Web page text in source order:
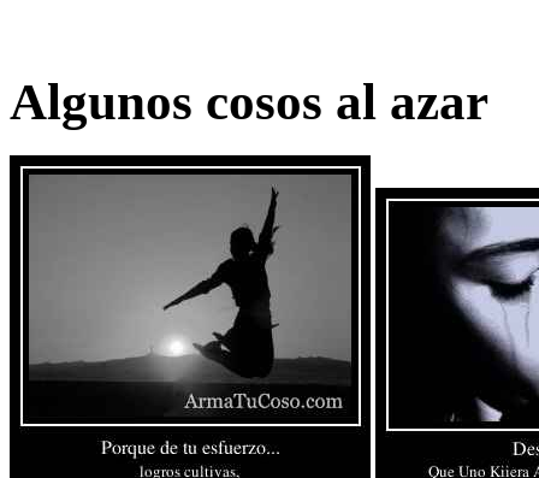
Algunos cosos al azar